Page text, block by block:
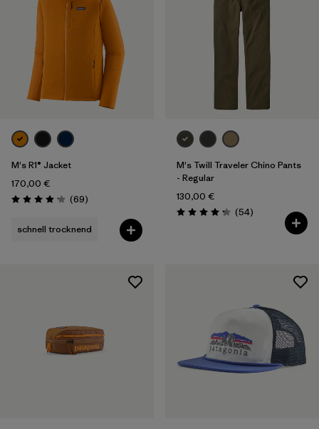
M's R1® Jacket
170,00 €
Bewertung: 4.1 / 5
(69Rezensionen
)
schnell trocknend
M's Twill Traveler Chino Pants
- Regular
130,00 €
Bewertung: 4.3 / 5
(54Rezensionen
)